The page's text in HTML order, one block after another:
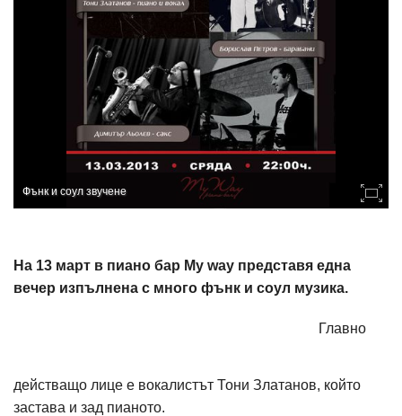
Фънк и соул звучене
На 13 март в пиано бар My way представя една
вечер изпълнена с много фънк и соул музика.
Главно
действащо лице е вокалистът Тони Златанов, който
застава и зад пианото.